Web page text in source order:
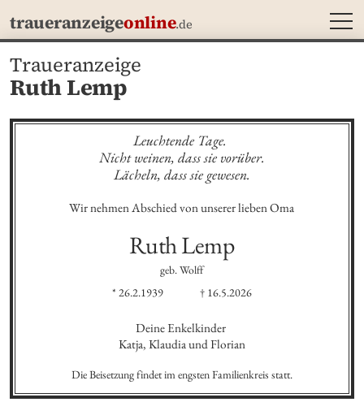
traueranzeigeonline.de
Traueranzeige
Ruth Lemp
Leuchtende Tage.
Nicht weinen, dass sie vorüber.
Lächeln, dass sie gewesen.
Wir nehmen Abschied von unserer lieben Oma
RuthLemp
geb. Wolff
* 26.2.1939
† 16.5.2026
Deine Enkelkinder
Katja, Klaudia und Florian
Die Beisetzung findet im engsten Familienkreis statt.